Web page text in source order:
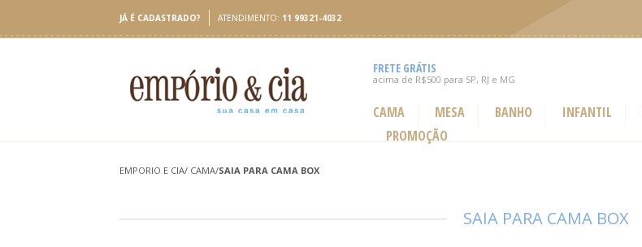
JÁ É CADASTRADO? ATENDIMENTO: 11 99321-4032
FRETE GRÁTIS
acima de R$500 para SP, RJ e MG
CAMA MESA BANHO INFANTIL
PROMOÇÃO
EMPORIO E CIA/ CAMA/SAIA PARA CAMA BOX
SAIA PARA CAMA BOX